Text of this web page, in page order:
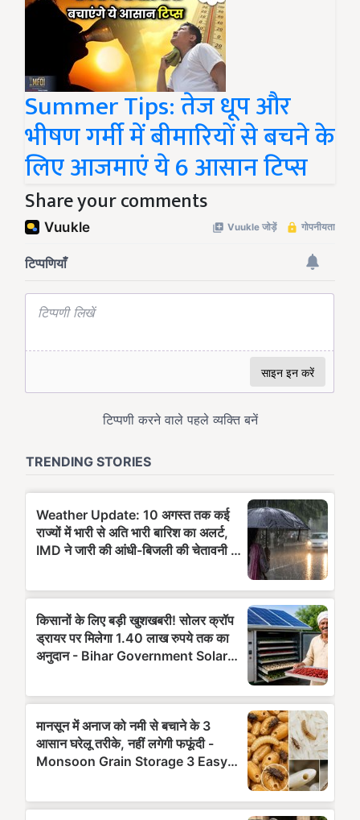
Summer Tips: तेज धूप और
भीषण गर्मी में बीमारियों से बचने के
लिए आजमाएं ये 6 आसान टिप्स
Share your comments